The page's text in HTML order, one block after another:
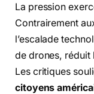
La pression
Contrairement
l’escalade
de drones, réduit
Les critiques
citoyens